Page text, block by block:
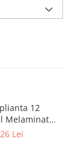
12
Melaminat,
masiv,
Lei